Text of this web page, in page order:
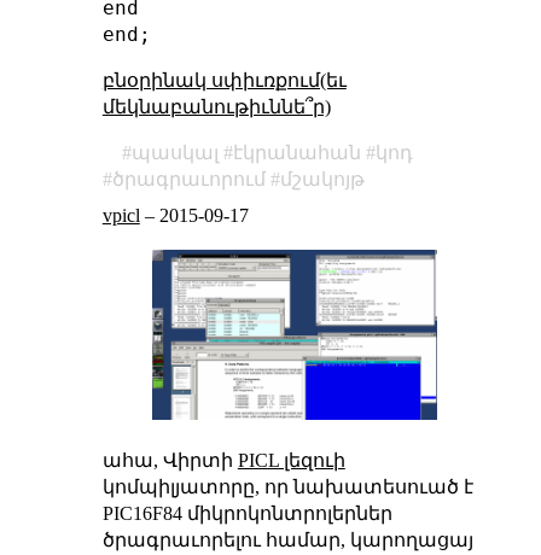
end
բնօրինակ սփիւռքում(եւ
մեկնաբանութիւննե՞ր)
պասկալ էկրանահան
կոդ
ծրագրաւորում
մշակոյթ
vpicl – 2015-09-17
ահա, Վիրտի PICL լեզուի
կոմպիլյատորը, որ նախատեսուած է
PIC16F84 միկրոկոնտրոլերներ
ծրագրաւորելու համար, կարողացայ